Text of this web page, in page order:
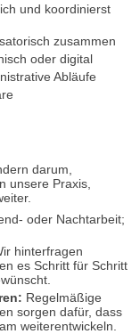
und koordinierst
zusammen
oder digital
Abläufe
darum,
unsere Praxis,
oder Nachtarbeit;
hinterfragen
es Schritt für Schritt
Regelmäßige
sorgen dafür, dass
weiterentwickeln.